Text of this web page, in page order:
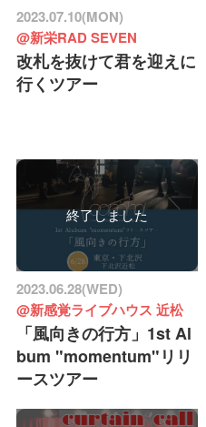
2023.07.10(MON)
@新栄RAD SEVEN
改札を抜けて君を迎えに
行くツアー
終了しました
2023.06.28(WED)
@新感覚ライブハウス 近松
「風向きの行方」1st Al
bum "momentum"リリ
ースツアー